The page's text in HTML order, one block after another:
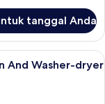
tanggal Anda
meja kerja, dan
And Washer-dryer